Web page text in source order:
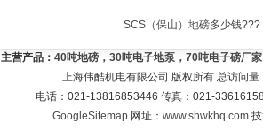
SCS（保山）地磅多少钱???
主营产品： 40吨地磅，30吨电子地泵，70吨电子磅厂
上海伟酷机电有限公司 版权所有 总访问量
电话：021-13816853446 传真：021-
GoogleSitemap 网址：www.shwkhq.com